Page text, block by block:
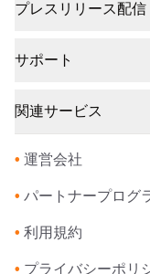
プレスリリース配信
サポート
関連サービス
• 運営会社
• パートナープログ
• 利用規約
• プライバシーポリ